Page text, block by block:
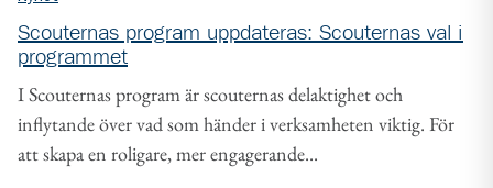
Scouternas program uppdateras: Scouternas val i
programmet
I Scouternas program är scouternas delaktighet och
inflytande över vad som händer i verksamheten viktig. För
att skapa en roligare, mer engagerande...